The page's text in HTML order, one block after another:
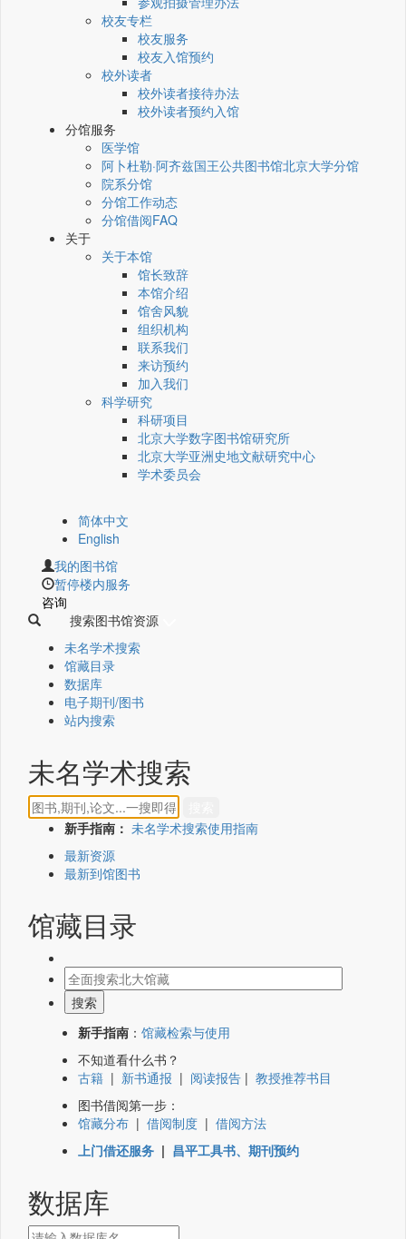
校友专栏
校友服务
校友入馆预约
校外读者
校外读者接待办法
校外读者预约入馆
分馆服务
医学馆
阿卜杜勒·阿齐兹国王公共图书馆北京大学分馆
院系分馆
分馆工作动态
分馆借阅FAQ
关于
关于本馆
馆长致辞
本馆介绍
馆舍风貌
组织机构
联系我们
来访预约
加入我们
科学研究
科研项目
北京大学数字图书馆研究所
北京大学亚洲史地文献研究中心
学术委员会
简体中文
English
我的图书馆
暂停楼内服务
咨询
搜索图书馆资源
未名学术搜索
馆藏目录
数据库
电子期刊/图书
站内搜索
未名学术搜索
新手指南： 未名学术搜索使用指南
最新资源
最新到馆图书
馆藏目录
新手指南 ： 馆藏检索与使用
不知道看什么书？
古籍 | 新书通报 | 阅读报告 | 教授推荐书目
图书借阅第一步：
馆藏分布 | 借阅制度 | 借阅方法
上门借还服务 | 昌平工具书、期刊预约
数据库